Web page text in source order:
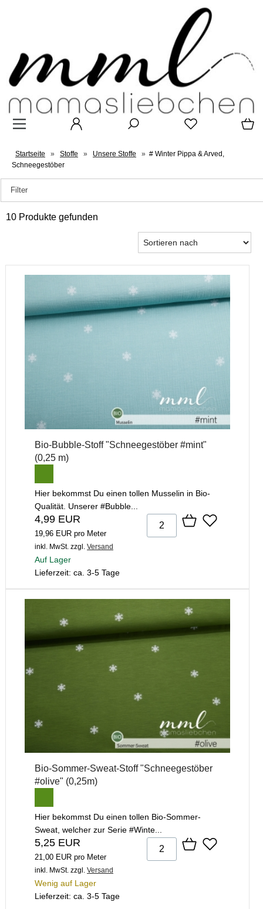
Startseite » Stoffe » Unsere Stoffe » # Winter Pippa & Arved,
Schneegestöber
Filter
10 Produkte gefunden
Bio-Bubble-Stoff "Schneegestöber #mint"
(0,25 m)
Hier bekommst Du einen tollen Musselin in Bio-
Qualität. Unserer #Bubble...
4,99 EUR
19,96 EUR pro Meter
inkl. MwSt. zzgl. Versand
Auf Lager
Lieferzeit: ca. 3-5 Tage
Bio-Sommer-Sweat-Stoff "Schneegestöber
#olive" (0,25m)
Hier bekommst Du einen tollen Bio-Sommer-
Sweat, welcher zur Serie #Winte...
5,25 EUR
21,00 EUR pro Meter
inkl. MwSt. zzgl. Versand
Wenig auf Lager
Lieferzeit: ca. 3-5 Tage